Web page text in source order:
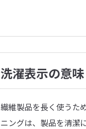
洗濯表示の意
繊維製品を長く使うた
ニングは、製品を清潔